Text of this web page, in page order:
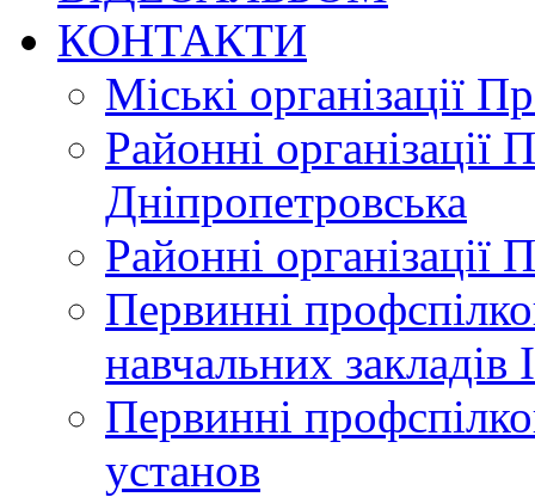
КОНТАКТИ
Міські організації
Районні організації
Дніпропетровська
Районні організації
Первинні
навчальних закладів
Первинні
установ